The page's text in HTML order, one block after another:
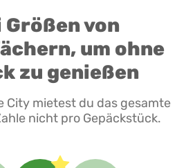
Größen von
um ohne
zu genießen
City mietest du das gesamte
nicht pro Gepäckstück.